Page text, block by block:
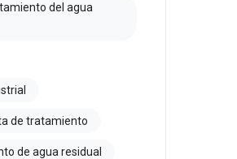
del agua
de tratamiento
de agua residual